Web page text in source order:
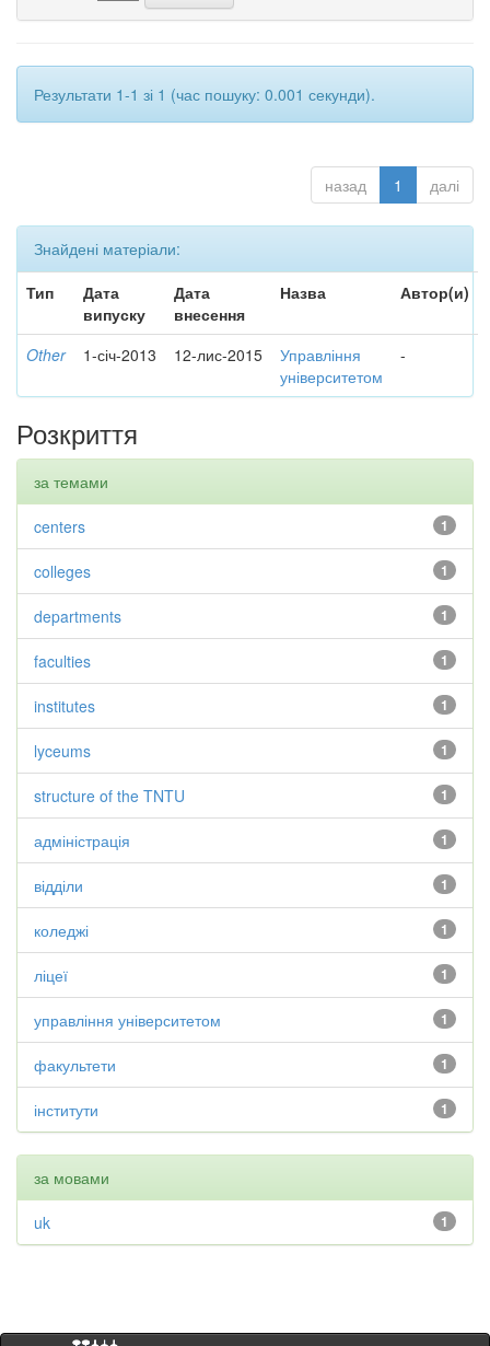
Результати 1-1 зі 1 (час пошуку: 0.001 секунди).
назад 1 далі
Знайдені матеріали:
Тип
Дата
випуску
Дата
внесення
Назва Автор(и)
Other 1-січ-2013 12-лис-2015
Управління
університетом
-
Розкриття
за темами
1
centers
1
colleges
1
departments
1
faculties
1
institutes
1
lyceums
1
structure of the TNTU
1
адміністрація
1
відділи
1
коледжі
1
ліцеї
1
управління університетом
1
факультети
1
інститути
за мовами
1
uk